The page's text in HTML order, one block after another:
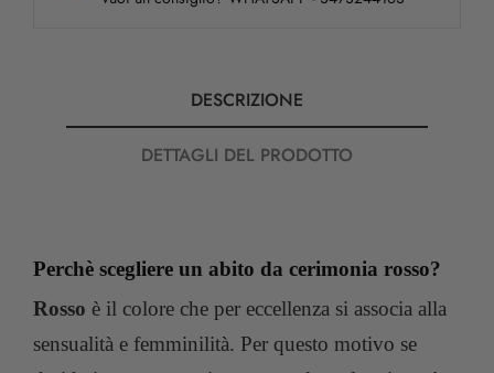
DESCRIZIONE
DETTAGLI DEL PRODOTTO
Perchè scegliere un abito da cerimonia rosso?
Rosso è il colore che per eccellenza si associa alla
sensualità e femminilità. Per questo motivo se